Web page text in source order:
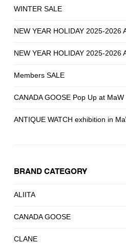
WINTER SALE
NEW YEAR HOLIDAY 2025-2026
NEW YEAR HOLIDAY 2025-2026
Members SALE
CANADA GOOSE Pop Up at MaW
ANTIQUE WATCH exhibition in
BRAND CATEGORY
ALIITA
CANADA GOOSE
CLANE